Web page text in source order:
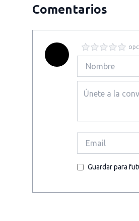
Comentarios
Guardar para